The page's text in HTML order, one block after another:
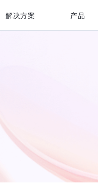
解决方案 产品